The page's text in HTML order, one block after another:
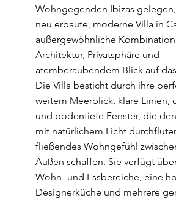
Wohngegenden Ibizas
neu erbaute, moderne Villa in
außergewöhnliche
Architektur, Privatsphäre und
atemberaubendem Blick auf
Die Villa besticht durch ihre
weitem Meerblick, klare Linien,
und bodentiefe Fenster, die
mit natürlichem Licht
fließendes Wohngefühl
Außen schaffen. Sie verfügt
Wohn- und Essbereiche, eine
Designerküche und mehrere